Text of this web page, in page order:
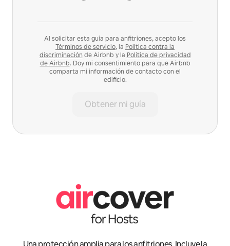
Al solicitar esta guía para anfitriones, acepto los
Términos de servicio, la Política contra la
discriminación de Airbnb y la Política de privacidad
de Airbnb. Doy mi consentimiento para que Airbnb
comparta mi información de contacto con el
edificio.
Obtener mi guía